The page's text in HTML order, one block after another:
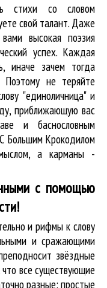
стихи со словом
свой талант. Даже
высокая поэзия
успех. Каждая
иначе зачем тогда
Поэтому не теряйте
"единоличница" и
приближающую вас
и баснословным
Большим Крокодилом
а карманы -
с помощью
и рифмы к слову
и сражающими
звёздные
все существующие
разные: простые